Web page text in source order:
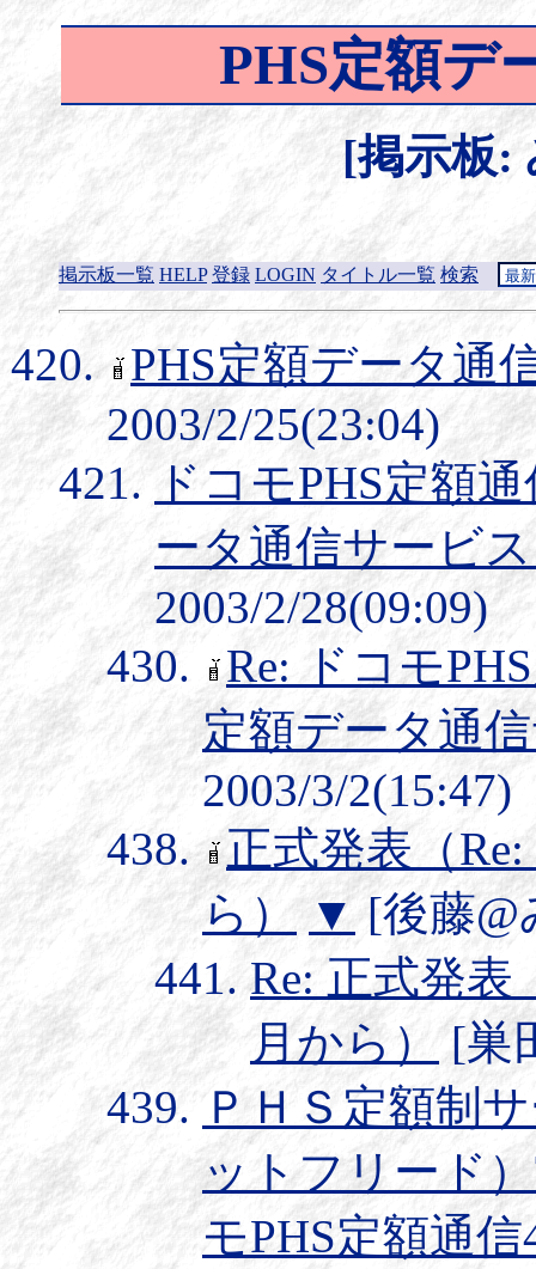
PHS定額デ
[掲示板:
掲示板一覧 HELP 登録 LOGIN タイトル一覧 検索
PHS定額データ通
2003/2/25(23:04)
ドコモPHS定額
ータ通信サービ
2003/2/28(09:09)
Re: ドコモ
定額データ通
2003/3/2(15:47)
正式発表（
ら）
▼ [後藤@
Re: 正式発表
月から）
[巣
ＰＨＳ定額制
ットフリード
モPHS定額通